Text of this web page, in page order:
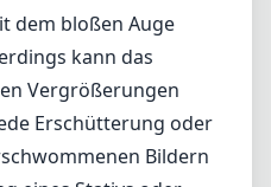
was manuelle
macht und
abschreckt, die